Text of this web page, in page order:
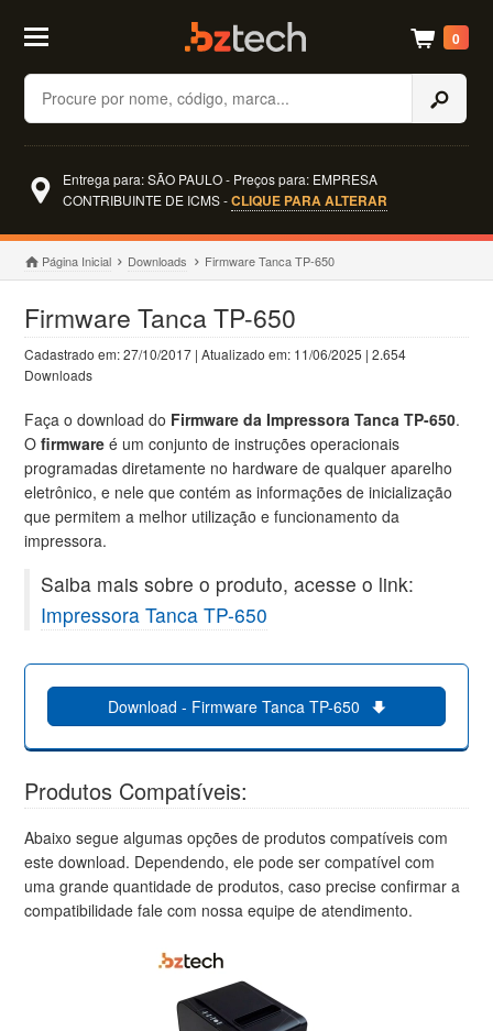
Buscar
0
Entrega para: SÃO PAULO - Preços para: EMPRESA
CONTRIBUINTE DE ICMS -CLIQUE PARA ALTERAR
Página Inicial Downloads Firmware Tanca TP-650
Firmware Tanca TP-650
Cadastrado em: 27/10/2017 | Atualizado em: 11/06/2025 | 2.654
Downloads
Faça o download do Firmware da Impressora Tanca TP-650.
Ofirmware é um conjunto de instruções operacionais
programadas diretamente no hardware de qualquer aparelho
eletrônico, e nele que contém as informações de inicialização
que permitem a melhor utilização e funcionamento da
impressora.
Saiba mais sobre o produto, acesse o link:
Impressora Tanca TP-650
Download - Firmware Tanca TP-650
Produtos Compatíveis:
Abaixo segue algumas opções de produtos compatíveis com
este download. Dependendo, ele pode ser compatível com
uma grande quantidade de produtos, caso precise confirmar a
compatibilidade fale com nossa equipe de atendimento.